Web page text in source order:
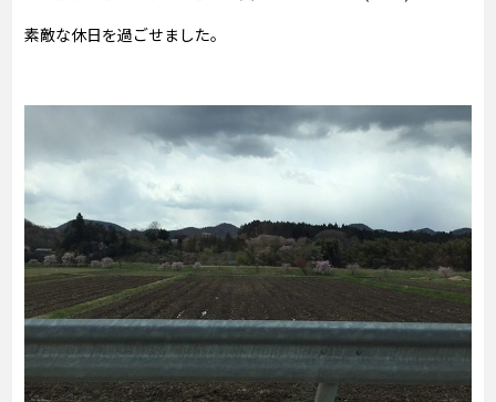
素敵な休日を過ごせました。